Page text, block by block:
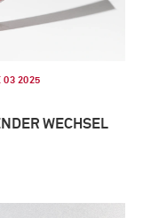
03 2025
WECHSEL